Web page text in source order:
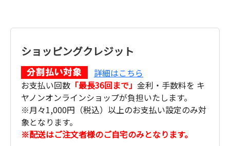
ショッピングクレジット
詳細はこちら
お支払い回数 「最長36回まで」 金利・手数料を キ
ヤノンオンラインショップが負担いたします。
※月々1,000円（税込）以上のお支払い設定のみ対
象となります。
※配送はご注文者様のご自宅のみとなります。